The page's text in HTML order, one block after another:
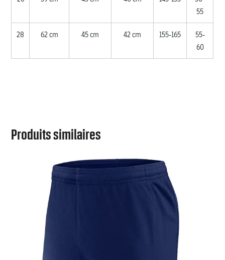
55
28 62 cm 45 cm 42 cm 155-165
55-
60
Produits similaires